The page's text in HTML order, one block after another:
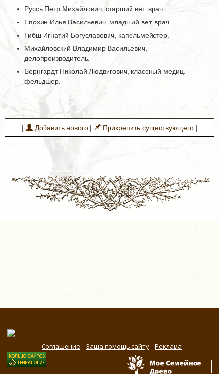
Руссь Петр Михайлович, старший вет. врач.
Епохин Илья Васильевич, младший вет. врач.
Гибш Игнатий Богуславович, капельмейстер.
Михайловский Владимир Васильевич,
делопроизводитель.
Бернгардт Николай Людвигович, классный медиц.
фельдшер.
| Добавить нового | Прикрепить существующего|
Соглашение Ваша помощь сайту Реклама